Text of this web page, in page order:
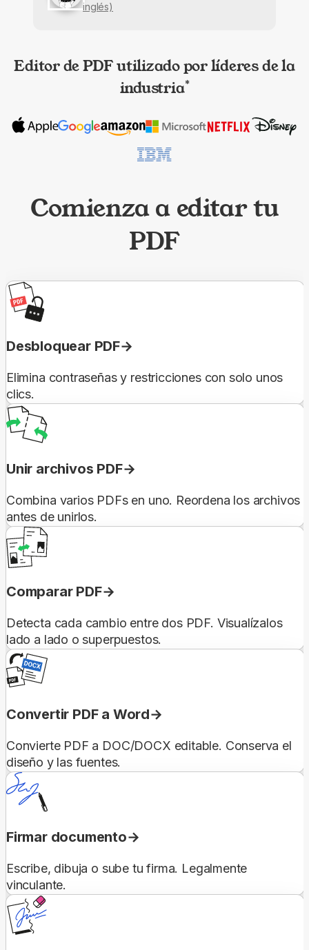
inglés)
Editor de PDF utilizado por líderes de la
industria*
Comienza a editar tu
PDF
Desbloquear PDF
Elimina contraseñas y restricciones con solo unos
clics.
Unir archivos PDF
Combina varios PDFs en uno. Reordena los archivos
antes de unirlos.
Comparar PDF
Detecta cada cambio entre dos PDF. Visualízalos
lado a lado o superpuestos.
Convertir PDF a Word
Convierte PDF a DOC/DOCX editable. Conserva el
diseño y las fuentes.
Firmar documento
Escribe, dibuja o sube tu firma. Legalmente
vinculante.